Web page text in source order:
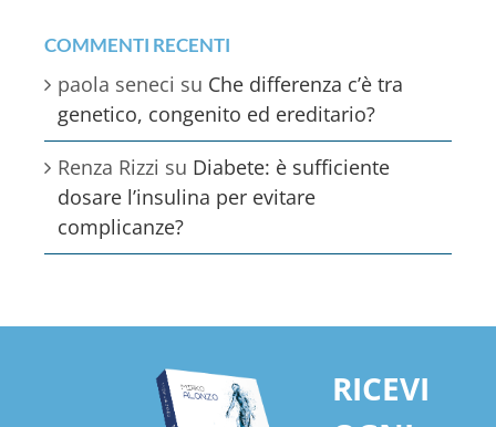
COMMENTI RECENTI
paola seneci su Che differenza c’è tra
genetico, congenito ed ereditario?
Renza Rizzi su Diabete: è sufficiente
dosare l’insulina per evitare
complicanze?
RICEVI